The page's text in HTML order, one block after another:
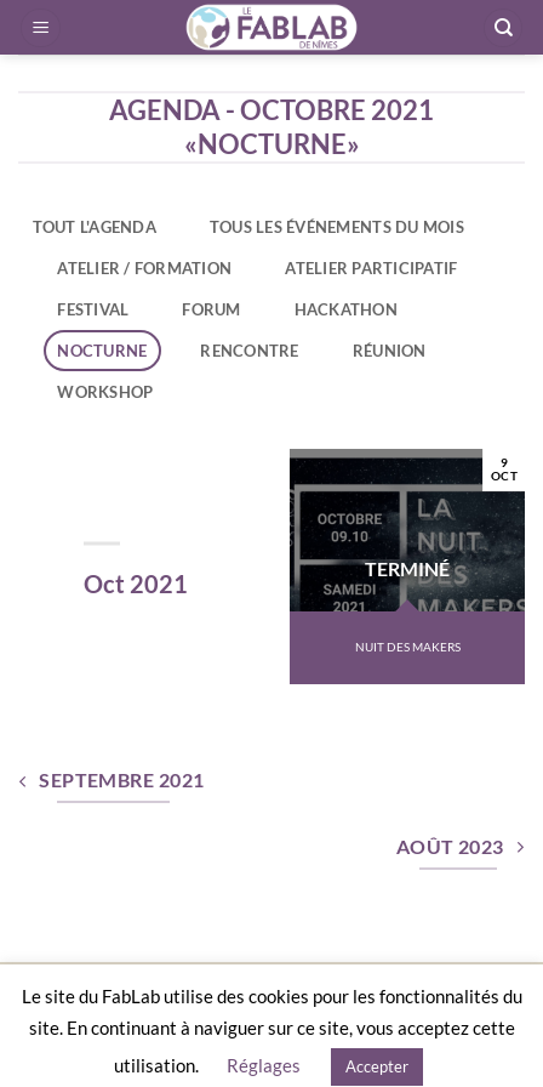
AGENDA - OCTOBRE 2021
«NOCTURNE»
TOUT L'AGENDA TOUS LES ÉVÉNEMENTS DU MOIS
ATELIER / FORMATION ATELIER PARTICIPATIF
FESTIVAL FORUM HACKATHON
NOCTURNE RENCONTRE RÉUNION
WORKSHOP
Oct 2021
9
OCT
NUIT DES MAKERS
TERMINÉ
SEPTEMBRE 2021
AOÛT 2023
ACCUEIL AGENDA CONTACT
LA CHARTE D’UN FABLAB
MENTIONS LÉGALES
Le FabLab de NîmesparLes Incroyables
Possibles
Le site du FabLab utilise des cookies pour les fonctionnalités du
site. En continuant à naviguer sur ce site, vous acceptez cette
utilisation.
Réglages Accepter